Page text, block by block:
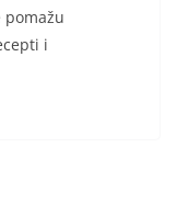
i